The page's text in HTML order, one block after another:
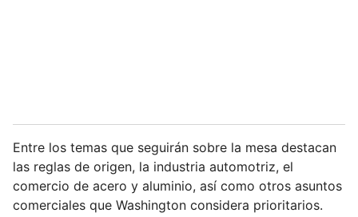
Entre los temas que seguirán sobre la mesa destacan
las reglas de origen, la industria automotriz, el
comercio de acero y aluminio, así como otros asuntos
comerciales que Washington considera prioritarios.